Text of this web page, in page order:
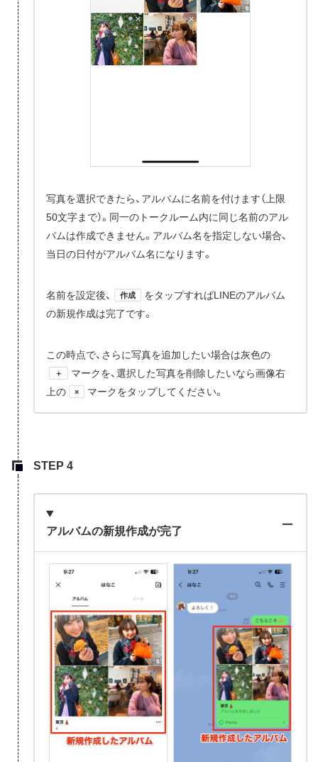
写真を選択できたら、アルバムに名前を付けます（上限
50文字まで）。同一のトークルーム内に同じ名前のアル
バムは作成できません。アルバム名を指定しない場合、
当日の日付がアルバム名になります。
名前を設定後、 作成
をタップすればLINEのアルバム
の新規作成は完了です。
この時点で、さらに写真を追加したい場合は灰色の
＋
マークを、選択した写真を削除したいなら画像右
上の
× マークをタップしてください。
アルバムの新規作成が完了